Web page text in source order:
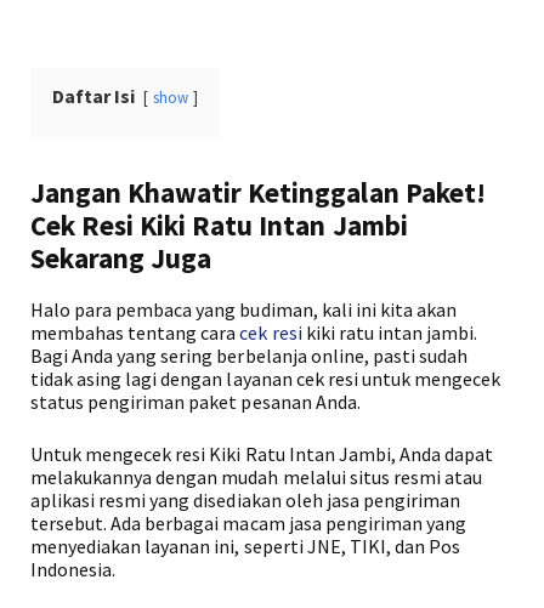
Daftar Isi show
Jangan Khawatir Ketinggalan Paket!
Cek Resi Kiki Ratu Intan Jambi
Sekarang Juga
Halo para pembaca yang budiman, kali ini kita akan
membahas tentang caracek resi kiki ratu intan jambi.
Bagi Anda yang sering berbelanja online, pasti sudah
tidak asing lagi dengan layanan cek resi untuk mengecek
status pengiriman paket pesanan Anda.
Untuk mengecek resi Kiki Ratu Intan Jambi, Anda dapat
melakukannya dengan mudah melalui situs resmi atau
aplikasi resmi yang disediakan oleh jasa pengiriman
tersebut. Ada berbagai macam jasa pengiriman yang
menyediakan layanan ini, seperti JNE, TIKI, dan Pos
Indonesia.